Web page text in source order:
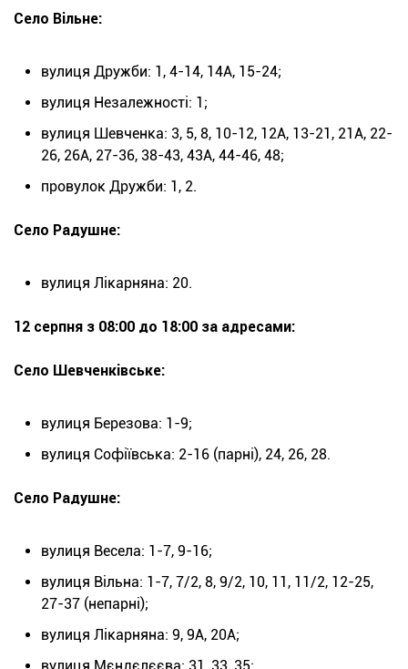
Село Вільне:
вулиця Дружби: 1, 4-14, 14А, 15-24;
вулиця Незалежності: 1;
вулиця Шевченка: 3, 5, 8, 10-12, 12А, 13-21, 21А, 22-
26, 26А, 27-36, 38-43, 43А, 44-46, 48;
провулок Дружби: 1, 2.
Село Радушне:
вулиця Лікарняна: 20.
12 серпня з 08:00 до 18:00 за адресами:
Село Шевченківське:
вулиця Березова: 1-9;
вулиця Софіївська: 2-16 (парні), 24, 26, 28.
Село Радушне:
вулиця Весела: 1-7, 9-16;
вулиця Вільна: 1-7, 7/2, 8, 9/2, 10, 11, 11/2, 12-25,
27-37 (непарні);
вулиця Лікарняна: 9, 9А, 20А;